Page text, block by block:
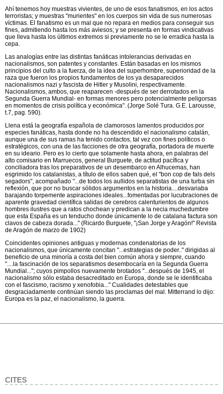
Ahí tenemos hoy muestras vivientes, de uno de esos fanatismos, en los actos
terroristas; y muestras "murientes" en los cuerpos sin vida de sus numerosas
víctimas. El fanatismo es un mal que no repara en medios para conseguir sus
fines, admitiendo hasta los más aviesos; y se presenta en formas vindicativas
que lleva hasta los últimos extremos si previamente no se le erradica hasta la
cepa.
Las analogías entre las distintas fanáticas intolerancias derivadas en
nacionalismos, son patentes y constantes. Están basadas en los mismos
principios del culto a la fuerza, de la idea del superhombre, superioridad de la
raza que fueron los propios fundamentos de los ya desaparecidos
nacionalismos nazi y fascista de Hitler y Musolini, respectivamente.
Nacionalismos, ambos, que reaparecen -después de ser derrotados en la
Segunda Guerra Mundial- en formas menores pero potencialmente peligorsas
en momentos de crisis política y económica". (Jorge Solé Tura. G.E. Larousse,
t.7, pag. 590).
Llena está la geografía española de clamorosos lamentos producidos por
especies fanáticas, hasta donde no ha descendido el nacionalismo catalán,
aunque una de sus ramas ha tenido contactos, tal vez con fines políticos o
estratégicos, con una de las facciones de otra geografía, portadora de muerte
en su ideario. Pero es lo cierto que solamente hasta ahora, en palabras del
alto comisario en Marruecos, general Burguete, de actitud pacífica y
conciliadora tras los preparativos de un desembarco en Alhucemas, han
esgrimido los catalanistas, a título de ellos saben qué, el "bon cop de fals dels
segadors", acompañado "...de todos los aullidos separatistas de una turba sin
reflexión, que por no buscar sólidos argumentos en la historia....desvariaba
barajando torpemente aspiraciones ideales...fomentadas por lucubraciones de
aparente gravedad científica salidas de cerebros calenturientos de algunos
hombres ilustres que a ratos chochean y predican a la necia muchedumbre
que esta España es un tenducho donde únicamente lo de catalana factura son
clavos de cabeza dorada..." (Ricardo Burguete, "¡San Jorge y Aragón!" Revista
de Aragón de marzo de 1902)
Coincidentes opiniones antiguas y modernas condenatorias de los
nacionalismos, que únicamente concitan "...estrategias de poder.." dirigidas al
beneficio de una minoría a costa del bien común ahora y siempre, cuando
"....la fascinación de los separatismos desembocaría en la Segunda Guerra
Mundial..."; cuyos pimpollos nuevamente brotados "...después de 1945, el
nacionalismo sólo estaba desacreditado en Europa, donde se le identificaba
con el fascismo, racismo y xenofobia..." Cualidades detestables que
desgraciadamente continúan siendo las proclamas del mal. Mitterrand lo dijo:
Europa es la paz, el nacionalismo, la guerra.
CITES